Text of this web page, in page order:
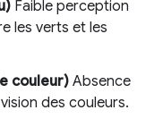
Faible perception
les verts et les
couleur) Absence
des couleurs.